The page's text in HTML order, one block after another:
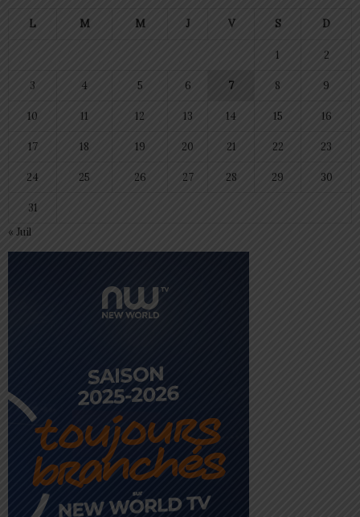
L M M J V S D
1 2
3 4 5 6 7 8 9
10 11 12 13 14 15 16
17 18 19 20 21 22 23
24 25 26 27 28 29 30
31
« Juil